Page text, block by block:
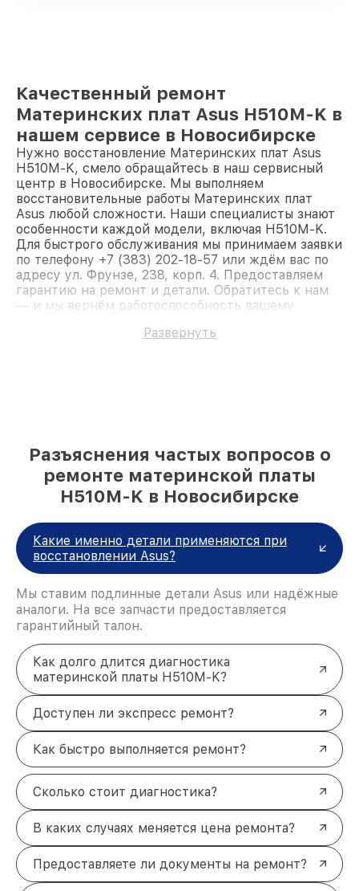
Качественный ремонт
Материнских плат Asus H510M-K в
нашем сервисе в Новосибирске
Нужно восстановление Материнских плат Asus
H510M-K, смело обращайтесь в наш сервисный
центр в Новосибирске. Мы выполняем
восстановительные работы Материнских плат
Asus любой сложности. Наши специалисты знают
особенности каждой модели, включая H510M-K.
Для быстрого обслуживания мы принимаем заявки
по телефону +7 (383) 202-18-57 или ждём вас по
адресу ул. Фрунзе, 238, корп. 4. Предоставляем
гарантию на ремонт и детали. Обратитесь к нам
— и мы вернём работоспособность вашему
Развернуть
Разъяснения частых вопросов о
ремонте материнской платы
H510M-K в Новосибирске
Какие именно детали применяются при
восстановлении Asus?
Мы ставим подлинные детали Asus или надёжные
аналоги. На все запчасти предоставляется
гарантийный талон.
Как долго длится диагностика
материнской платы H510M-K?
Доступен ли экспресс ремонт?
Как быстро выполняется ремонт?
Сколько стоит диагностика?
В каких случаях меняется цена ремонта?
Предоставляете ли документы на ремонт?